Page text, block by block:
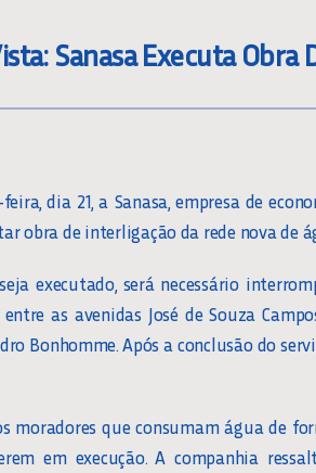
Sanasa Executa Obra
dia 21, a Sanasa, empresa de
obra de interligação da rede nova de
executado, será necessário
as avenidas José de Souza
Bonhomme. Após a conclusão do
moradores que consumam água de
em execução. A companhia